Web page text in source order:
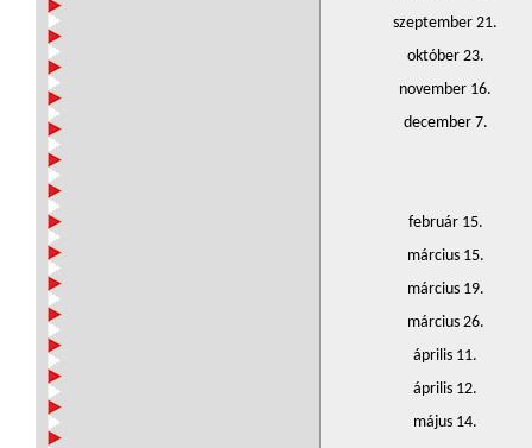
szeptember 21.
október 23.
november 16.
december 7.
február 15.
március 15.
március 19.
március 26.
április 11.
április 12.
május 14.